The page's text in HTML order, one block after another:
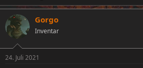
Gorgo
Inventar
24. Juli 2021